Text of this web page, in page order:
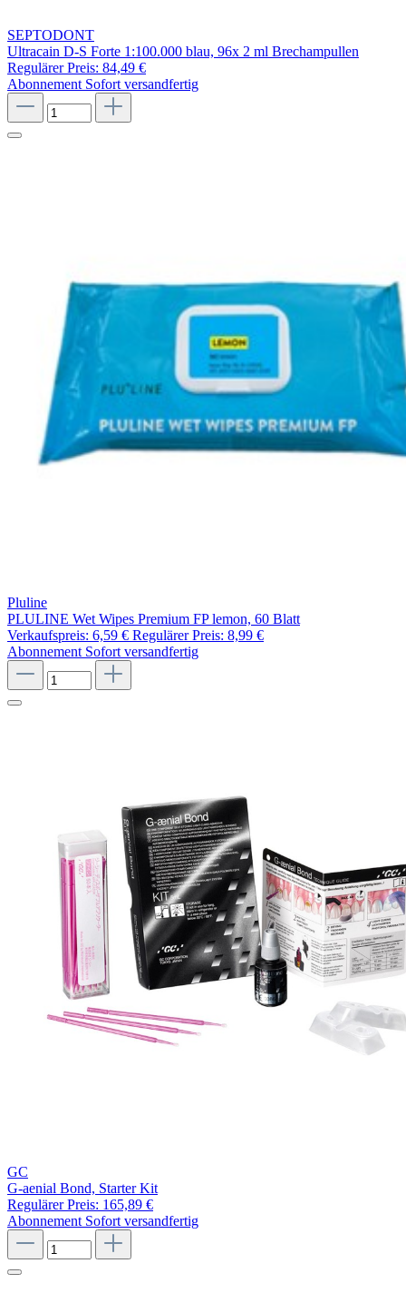
SEPTODONT
Ultracain D-S Forte 1:100.000 blau, 96x 2 ml Brechampullen
Regulärer Preis: 84,49 €
Abonnement Sofort versandfertig
Pluline
PLULINE Wet Wipes Premium FP lemon, 60 Blatt
Verkaufspreis: 6,59 € Regulärer Preis: 8,99 €
Abonnement Sofort versandfertig
GC
G-aenial Bond, Starter Kit
Regulärer Preis: 165,89 €
Abonnement Sofort versandfertig